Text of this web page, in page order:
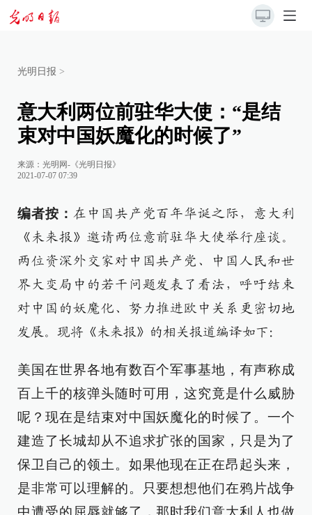
光明日报 >
意大利两位前驻华大使：“是结
束对中国妖魔化的时候了”
来源： 光明网-《光明日报》
2021-07-07 07:39
编者按： 在中国共产党百年华诞之际，意大利
《未来报》邀请两位意前驻华大使举行座谈。
两位资深外交家对中国共产党、中国人民和世
界大变局中的若干问题发表了看法，呼吁结束
对中国的妖魔化、努力推进欧中关系更密切地
发展。现将《未来报》的相关报道编译如下：
美国在世界各地有数百个军事基地，有声称成
百上千的核弹头随时可用，这究竟是什么威胁
呢？现在是结束对中国妖魔化的时候了。一个
建造了长城却从不追求扩张的国家，只是为了
保卫自己的领土。如果他现在正在昂起头来，
是非常可以理解的。只要想想他们在鸦片战争
中遭受的屈辱就够了，那时我们意大利人也做